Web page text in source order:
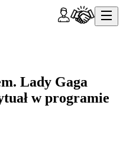
Lady Gaga
w programie